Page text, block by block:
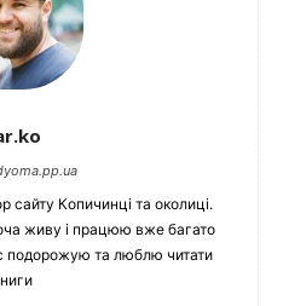
сайту Копичинці та околиці.
живу і працюю вже багато
подорожую та люблю читати